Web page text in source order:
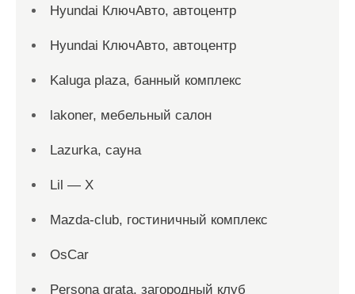
Hyundai КлючАвто, автоцентр
Hyundai КлючАвто, автоцентр
Kaluga plaza, банный комплекс
lakoner, мебельный салон
Lazurka, сауна
Lil — X
Mazda-club, гостиничный комплекс
OsCar
Persona grata, загородный клуб